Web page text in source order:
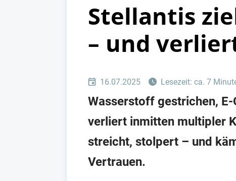
Stellantis
– und
16.07.2025 Lesezeit: ca. 7
Wasserstoff gestrichen,
verliert inmitten multipler
streicht, stolpert – und
Vertrauen.